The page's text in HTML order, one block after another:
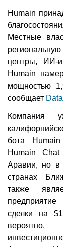
Humain
Местные
центры, ИИ-
Humain
мощностью
сообщает
Компания
бота
Humain
Аравии, но в
странах
также
сделки на